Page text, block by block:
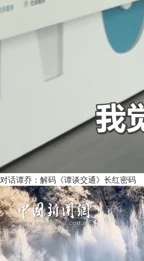
对话谭乔：解码《谭谈交通》长红密码